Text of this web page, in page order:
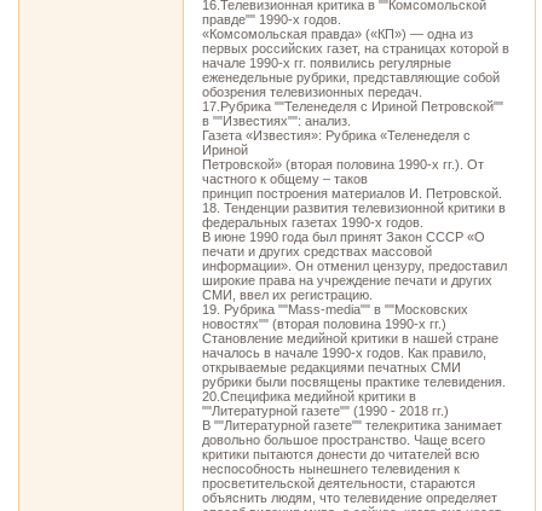
16.Телевизионная критика в ""Комсомольской
правде"" 1990-х годов.
«Комсомольская правда» («КП») — одна из
первых российских газет, на страницах которой в
начале 1990-х гг. появились регулярные
еженедельные рубрики, представляющие собой
обозрения телевизионных передач.
17.Рубрика ""Теленеделя с Ириной Петровской""
в ""Известиях"": анализ.
Газета «Известия»: Рубрика «Теленеделя с
Ириной
Петровской» (вторая половина 1990-х гг.). От
частного к общему – таков
принцип построения материалов И. Петровской.
18. Тенденции развития телевизионной критики в
федеральных газетах 1990-х годов.
В июне 1990 года был принят Закон СССР «О
печати и других средствах массовой
информации». Он отменил цензуру, предоставил
широкие права на учреждение печати и других
СМИ, ввел их регистрацию.
19. Рубрика ""Mass-media"" в ""Московских
новостях"" (вторая половина 1990-х гг.)
Становление медийной критики в нашей стране
началось в начале 1990-х годов. Как правило,
открываемые редакциями печатных СМИ
рубрики были посвящены практике телевидения.
20.Специфика медийной критики в
""Литературной газете"" (1990 - 2018 гг.)
В ""Литературной газете"" телекритика занимает
довольно большое пространство. Чаще всего
критики пытаются донести до читателей всю
неспособность нынешнего телевидения к
просветительской деятельности, стараются
объяснить людям, что телевидение определяет